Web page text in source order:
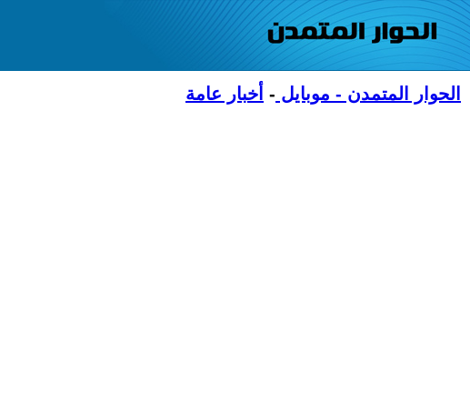
الحوار المتمدن - موبايل - أخبار عامة